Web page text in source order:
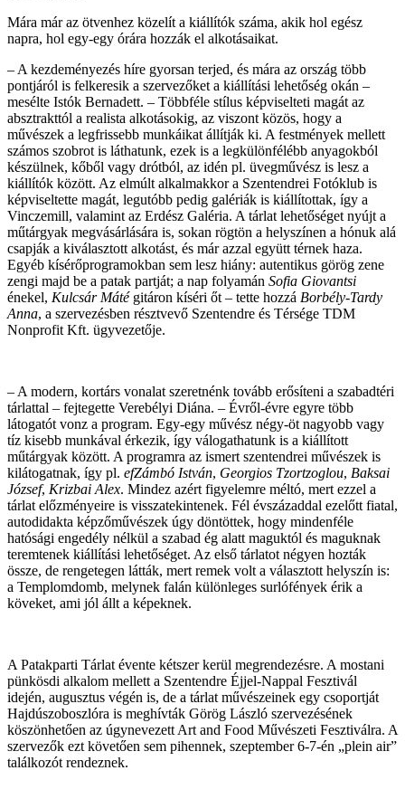
Mára már az ötvenhez közelít a kiállítók száma, akik hol egész
napra, hol egy-egy órára hozzák el alkotásaikat.
– A kezdeményezés híre gyorsan terjed, és mára az ország több
pontjáról is felkeresik a szervezőket a kiállítási lehetőség okán –
mesélte Istók Bernadett. – Többféle stílus képviselteti magát az
absztrakttól a realista alkotásokig, az viszont közös, hogy a
művészek a legfrissebb munkáikat állítják ki. A festmények mellett
számos szobrot is láthatunk, ezek is a legkülönfélébb anyagokból
készülnek, kőből vagy drótból, az idén pl. üvegművész is lesz a
kiállítók között. Az elmúlt alkalmakkor a Szentendrei Fotóklub is
képviseltette magát, legutóbb pedig galériák is kiállítottak, így a
Vinczemill, valamint az Erdész Galéria. A tárlat lehetőséget nyújt a
műtárgyak megvásárlására is, sokan rögtön a helyszínen a hónuk alá
csapják a kiválasztott alkotást, és már azzal együtt térnek haza.
Egyéb kísérőprogramokban sem lesz hiány: autentikus görög zene
zengi majd be a patak partját; a nap folyamán Sofia Giovantsi
énekel, Kulcsár Mátégitáron kíséri őt – tette hozzá Borbély-Tardy
Anna, a szervezésben résztvevő Szentendre és Térsége TDM
Nonprofit Kft. ügyvezetője.
– A modern, kortárs vonalat szeretnénk tovább erősíteni a szabadtéri
tárlattal – fejtegette Verebélyi Diána. – Évről-évre egyre több
látogatót vonz a program. Egy-egy művész négy-öt nagyobb vagy
tíz kisebb munkával érkezik, így válogathatunk is a kiállított
műtárgyak között. A programra az ismert szentendrei művészek is
kilátogatnak, így pl. efZámbó István, Georgios Tzortzoglou, Baksai
József, Krizbai Alex. Mindez azért figyelemre méltó, mert ezzel a
tárlat előzményeire is visszatekintenek. Fél évszázaddal ezelőtt fiatal,
autodidakta képzőművészek úgy döntöttek, hogy mindenféle
hatósági engedély nélkül a szabad ég alatt maguktól és maguknak
teremtenek kiállítási lehetőséget. Az első tárlatot négyen hozták
össze, de rengetegen látták, mert remek volt a választott helyszín is:
a Templomdomb, melynek falán különleges surlófények érik a
köveket, ami jól állt a képeknek.
A Patakparti Tárlat évente kétszer kerül megrendezésre. A mostani
pünkösdi alkalom mellett a Szentendre Éjjel-Nappal Fesztivál
idején, augusztus végén is, de a tárlat művészeinek egy csoportját
Hajdúszoboszlóra is meghívták Görög László szervezésének
köszönhetően az úgynevezett Art and Food Művészeti Fesztiválra. A
szervezők ezt követően sem pihennek, szeptember 6-7-én „plein air”
találkozót rendeznek.